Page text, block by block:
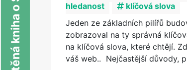
hledanost
klíčová slova
Jeden ze základních pilířů
zobrazoval na ty správná
na klíčová slova, které chtějí.
váš web.. Nejčastější důvody,